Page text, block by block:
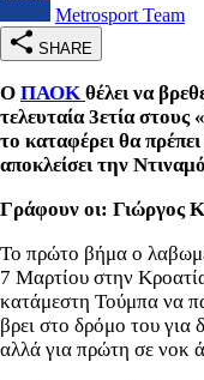
Metrosport Team
SHARE
Ο ΠΑΟΚ θέλει να
τελευταία 3ετία
το καταφέρει θα
αποκλείσει την
Γράφουν οι: Γιώργος
Το πρώτο βήμα ο
7 Μαρτίου στην
κατάμεστη Τούμπα να
βρει στο δρόμο του
αλλά για πρώτη σε νοκ